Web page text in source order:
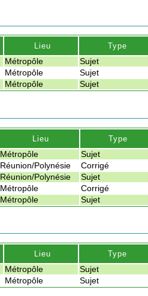
Lieu Type
Métropôle Sujet
Métropôle Sujet
Métropôle Sujet
Lieu Type
Métropôle Sujet
Réunion/Polynésie Corrigé
Réunion/Polynésie Sujet
Métropôle Corrigé
Métropôle Sujet
Lieu Type
Métropôle Sujet
Métropôle Sujet